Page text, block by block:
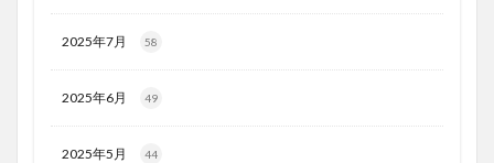
2025年7月 58
2025年6月 49
2025年5月 44